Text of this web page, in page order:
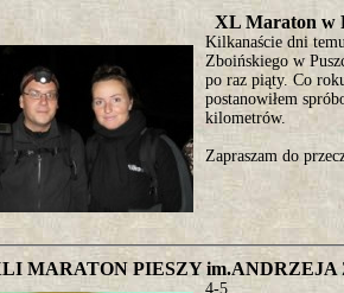
XL Maraton w
Kilkanaście dni
Zboińskiego w
po raz piąty. Co
postanowiłem
kilometrów.
Zapraszam do
MARATON PIESZY
4-5